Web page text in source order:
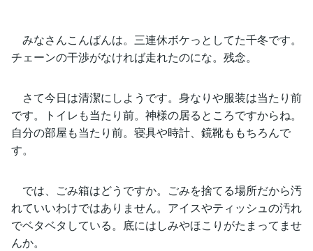
みなさんこんばんは。三連休ボケっとしてた千冬です。
チェーンの干渉がなければ走れたのにな。残念。
さて今日は清潔にしようです。身なりや服装は当たり前
です。トイレも当たり前。神様の居るところですからね。
自分の部屋も当たり前。寝具や時計、鏡靴ももちろんで
す。
では、ごみ箱はどうですか。ごみを捨てる場所だから汚
れていいわけではありません。アイスやティッシュの汚れ
でベタベタしている。底にはしみやほこりがたまってませ
んか。